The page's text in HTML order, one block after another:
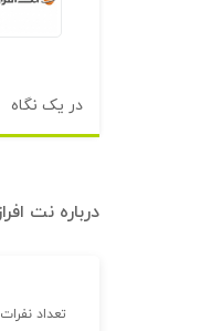
در یک نگاه
درباره نت
تعداد